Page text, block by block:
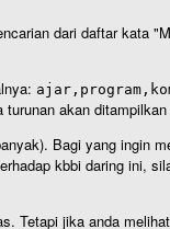
dari daftar kata
akan
Bagi yang ingin
kbbi daring ini,
Tetapi jika anda